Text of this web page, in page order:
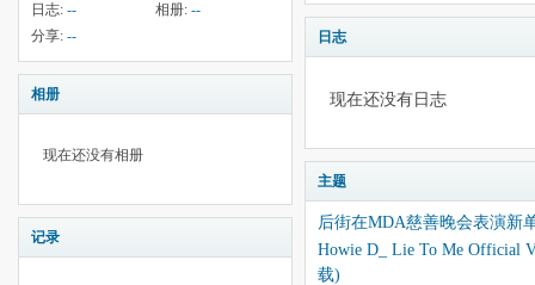
日志: -- 相册: --
分享: --
相册
现在还没有相册
记录
日志
现在还没有日志
主题
后街在MDA慈善晚会表演新
Howie D_ Lie To Me Official
载)